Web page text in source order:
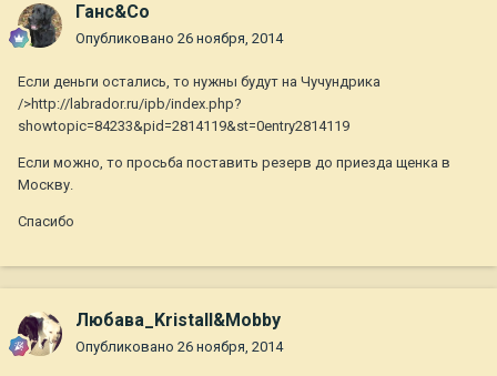
Ганс&Co
Опубликовано 26 ноября, 2014
Если деньги остались, то нужны будут на Чучундрика
/>http://labrador.ru/ipb/index.php?
showtopic=84233&pid=2814119&st=0entry2814119
Если можно, то просьба поставить резерв до приезда щенка в
Москву.
Спасибо
Любава_Kristall&Mobby
Опубликовано 26 ноября, 2014